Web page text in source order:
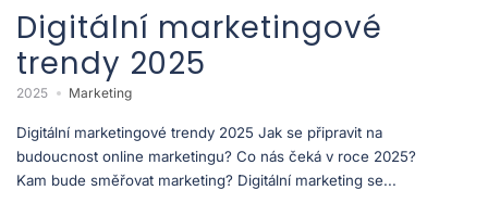
Digitální marketingové
trendy 2025
2025 Marketing
Digitální marketingové trendy 2025 Jak se připravit na
budoucnost online marketingu? Co nás čeká v roce 2025?
Kam bude směřovat marketing? Digitální marketing se...